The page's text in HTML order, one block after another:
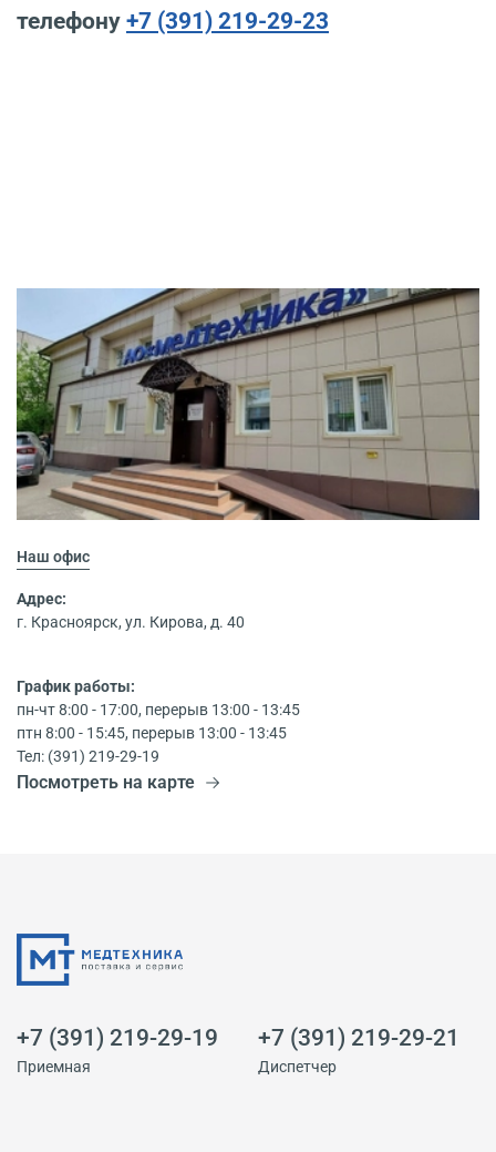
телефону +7 (391) 219-29-23
Наш офис
Адрес:
г. Красноярск, ул. Кирова, д. 40
График работы:
пн-чт 8:00 - 17:00, перерыв 13:00 - 13:45
птн 8:00 - 15:45, перерыв 13:00 - 13:45
Тел: (391) 219-29-19
Посмотреть на карте
+7 (391) 219-29-19
Приемная
+7 (391) 219-29-21
Диспетчер